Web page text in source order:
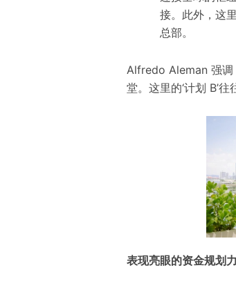
接。此外，这
总部。
Alfredo Aleman 强调
堂。这里的‘计划 B’往
表现亮眼的资金规划